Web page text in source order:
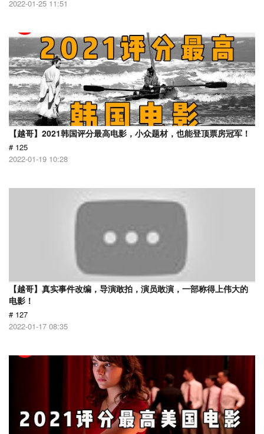
2022-01-25 11:51
【越哥】2021韩国评分最高电影，小众题材，也能登顶票房冠军！
# 125
2022-01-19 10:28
【越哥】真实事件改编，导演敢拍，演员敢演，一部称得上伟大的
电影！
# 127
2022-01-17 08:35